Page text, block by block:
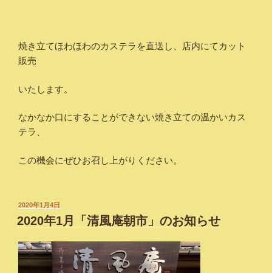
焼き立てほわほわのカステラを直送し、店内にてカット
販売
いたします。
なかなか口にすることができない焼き立ての温かいカス
テラ、
この機会にぜひお召し上がりください。
投
稿
日:
2020年1月4日
2020年1月「清風庵朝市」のお知らせ